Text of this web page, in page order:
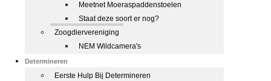
Meetnet Moeraspaddenstoelen
Staat deze soort er nog?
Zoogdiervereniging
NEM Wildcamera's
Determineren
Eerste Hulp Bij Determineren